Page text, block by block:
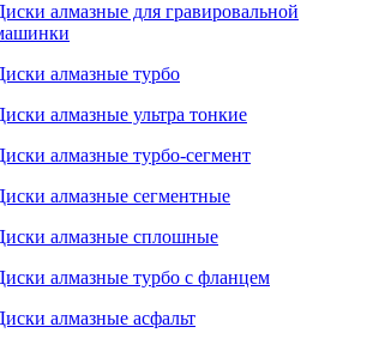
алмазные для гравировальной
алмазные турбо
алмазные ультра тонкие
алмазные турбо-сегмент
алмазные сегментные
алмазные сплошные
алмазные турбо с фланцем
алмазные асфальт